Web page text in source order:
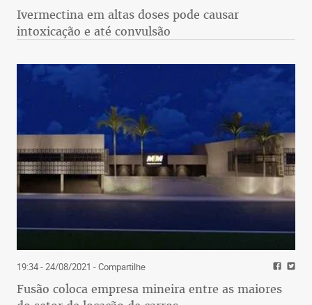
Ivermectina em altas doses pode causar
intoxicação e até convulsão
19:34 - 24/08/2021 - Compartilhe
Fusão coloca empresa mineira entre as maiores